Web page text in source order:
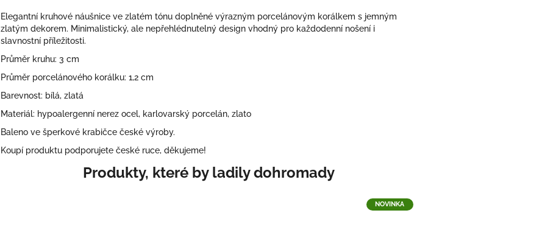
Elegantní kruhové náušnice ve zlatém tónu doplněné výrazným porcelánovým korálkem s jemným
zlatým dekorem. Minimalistický, ale nepřehlédnutelný design vhodný pro každodenní nošení i
slavnostní příležitosti.
Průměr kruhu: 3 cm
Průměr porcelánového korálku: 1,2 cm
Barevnost: bílá, zlatá
Materiál: hypoalergenní nerez ocel, karlovarský porcelán, zlato
Baleno ve šperkové krabičce české výroby.
Koupí produktu podporujete české ruce, děkujeme!
NOVINKA